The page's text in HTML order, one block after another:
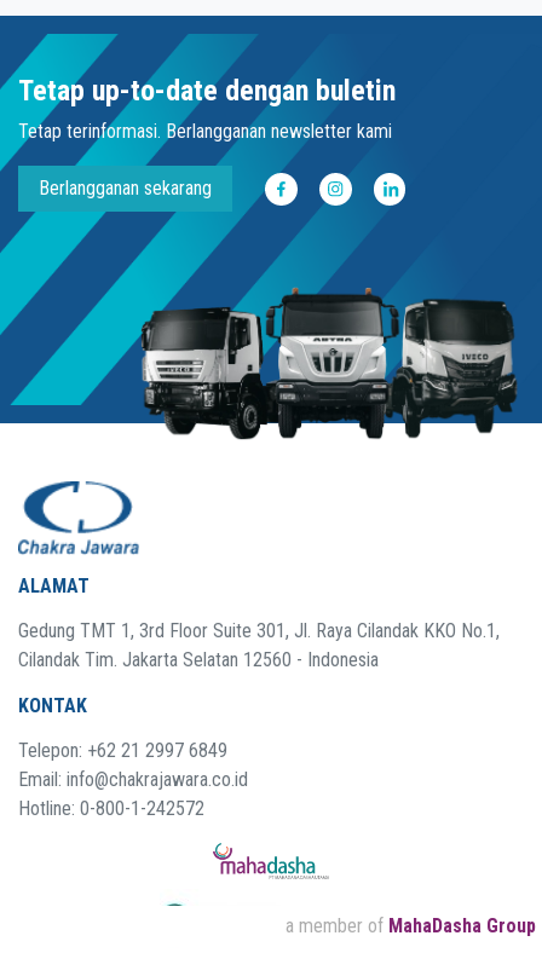
Tetap up-to-date dengan buletin
Tetap terinformasi. Berlangganan newsletter kami
Berlangganan sekarang
ALAMAT
Gedung TMT 1, 3rd Floor Suite 301, Jl. Raya Cilandak KKO No.1,
Cilandak Tim. Jakarta Selatan 12560 - Indonesia
KONTAK
Telepon: +62 21 2997 6849
Email: info@chakrajawara.co.id
Hotline: 0-800-1-242572
a member of MahaDasha Group